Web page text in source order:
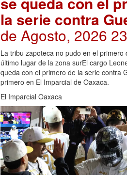
la serie contra
de Agosto, 2026
La tribu zapoteca no pudo en el primero
último lugar de la zona surEl cargo
queda con el primero de la serie contra
primero en El Imparcial de Oaxaca.
El Imparcial Oaxaca